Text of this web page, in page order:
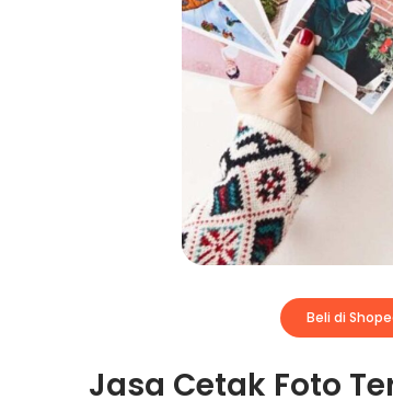
Beli di
Jasa Cetak Foto